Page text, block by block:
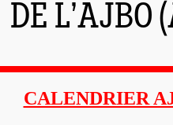
DE L’AJBO
CALENDRIER